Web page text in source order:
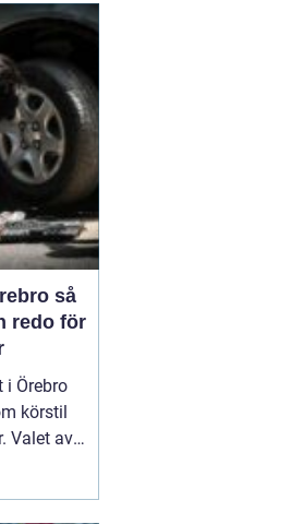
så
redo för
i Örebro
körstil
Valet av
och hur
en